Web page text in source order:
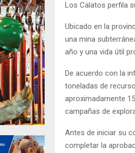
Los Calatos perfila
Ubicado en la
una mina
año y una vida útil
De acuerdo con la
toneladas de
aproximadamente
campañas de
Antes de iniciar su
completar la